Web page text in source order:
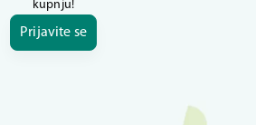
kupnju!
Prijavite se